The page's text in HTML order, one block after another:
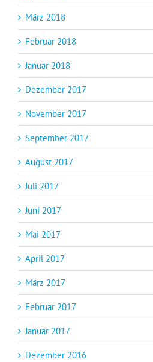
März 2018
Februar 2018
Januar 2018
Dezember 2017
November 2017
September 2017
August 2017
Juli 2017
Juni 2017
Mai 2017
April 2017
März 2017
Februar 2017
Januar 2017
Dezember 2016